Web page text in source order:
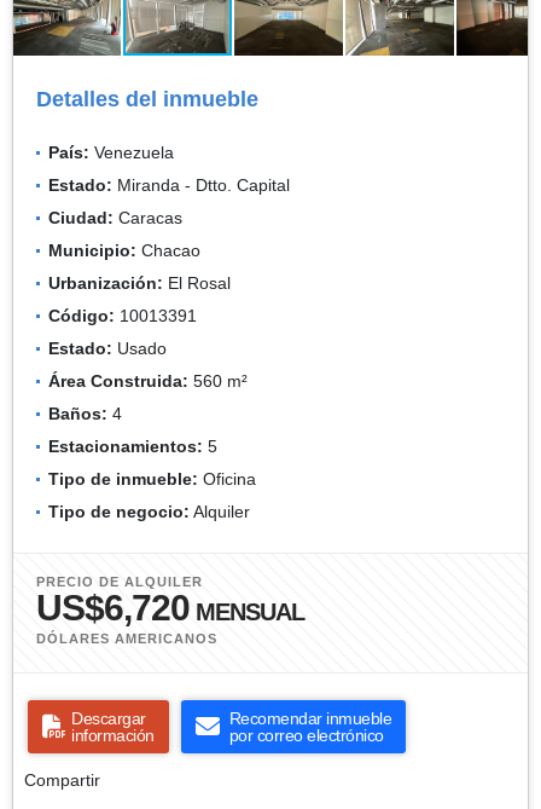
Detalles del inmueble
País: Venezuela
Estado: Miranda - Dtto. Capital
Ciudad: Caracas
Municipio: Chacao
Urbanización: El Rosal
Código: 10013391
Estado: Usado
Área Construida: 560 m²
Baños: 4
Estacionamientos: 5
Tipo de inmueble: Oficina
Tipo de negocio: Alquiler
PRECIO DE ALQUILER
US$6,720 MENSUAL
DÓLARES AMERICANOS
Descargar
información
Recomendar inmueble
por correo electrónico
Compartir